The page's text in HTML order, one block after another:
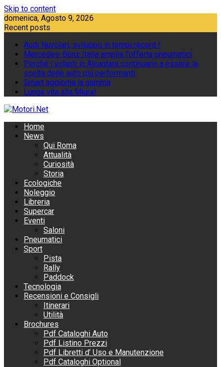
Skip to content
domenica, Agosto 9, 2026
Recent posts
Audi Nuvolari, sviluppo in tempi record !
Mercedes-Benz Italia amplia l'offerta pneumatici
Perché i volanti in Alcantara continuano a essere la
scelta delle auto più performanti
Smart aggiorna la gamma
Lunga vita alla Miura!
Home
News
Qui Roma
Attualità
Curiosità
Storia
Ecologiche
Noleggio
Libreria
Supercar
Eventi
Saloni
Pneumatici
Sport
Pista
Rally
Paddock
Tecnologia
Recensioni e Consigli
Itinerari
Utilità
Brochures
Pdf Cataloghi Auto
Pdf Listino Prezzi
Pdf Libretti d’ Uso e Manutenzione
Pdf Cataloghi Optional